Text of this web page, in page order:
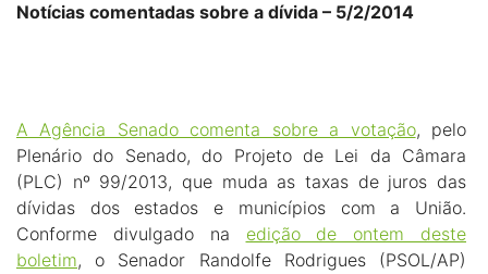
Notícias comentadas sobre a dívida – 5/2/2014
A Agência Senado comenta sobre a votação, pelo
Plenário do Senado, do Projeto de Lei da Câmara
(PLC) nº 99/2013, que muda as taxas de juros das
dívidas dos estados e municípios com a União.
Conforme divulgado na edição de ontem deste
boletim, o Senador Randolfe Rodrigues (PSOL/AP)